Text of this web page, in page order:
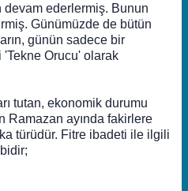
devam ederlermiş. Bunun
Günümüzde de bütün
günün sadece bir
Orucu' olarak
tutan, ekonomik durumu
Ramazan ayında fakirlere
türüdür. Fitre ibadeti ile ilgili